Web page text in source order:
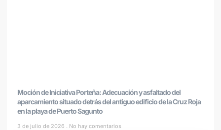
Moción de Iniciativa Porteña: Adecuación y asfaltado del
aparcamiento situado detrás del antiguo edificio de la Cruz Roja
en la playa de Puerto Sagunto
3 de julio de 2026 No hay comentarios